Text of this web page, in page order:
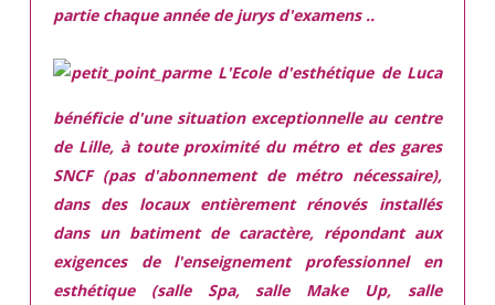
partie chaque année de jurys d'examens ..
L'Ecole d'esthétique de Luca
bénéficie d'une situation exceptionnelleau centre
de Lille, à toute proximité du métro et des gares
SNCF (pas d'abonnement de métro nécessaire),
dans des locaux entièrement rénovés installés
dans un batiment de caractère, répondant aux
exigencesde l'enseignement professionnel en
esthétique (salle Spa, salle Make Up, salle